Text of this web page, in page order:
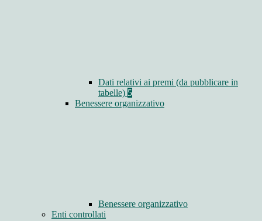
Dati relativi ai premi (da pubblicare in
tabelle) 5
Benessere organizzativo
Benessere organizzativo
Enti controllati